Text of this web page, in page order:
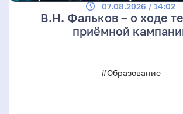
07.08.2026 / 14:02
В.Н. Фальков – о ходе
приёмной
#Образование